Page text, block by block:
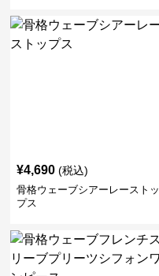
¥4,690 (税込)
骨格ウェーブシアーレーストッ
プス